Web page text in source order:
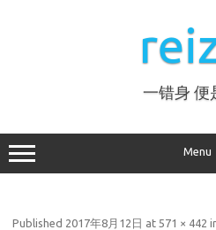
一错身 便
Menu
Published 2017年8月12日 at 571 × 442